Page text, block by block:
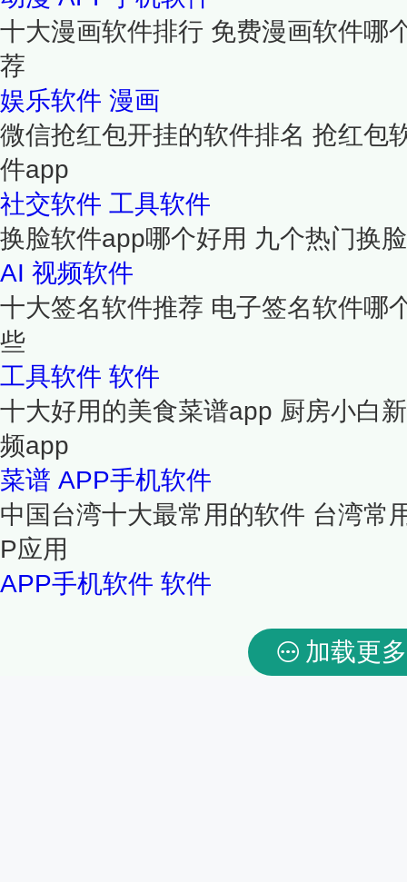
十大漫画软件排行 免费漫画软件哪
荐
娱乐软件 漫画
微信抢红包开挂的软件排名 抢红包
件app
社交软件 工具软件
换脸软件app哪个好用 九个热门换
AI 视频软件
十大签名软件推荐 电子签名软件哪
些
工具软件 软件
十大好用的美食菜谱app 厨房小白
频app
菜谱 APP手机软件
中国台湾十大最常用的软件 台湾常
P应用
APP手机软件 软件
加载更多